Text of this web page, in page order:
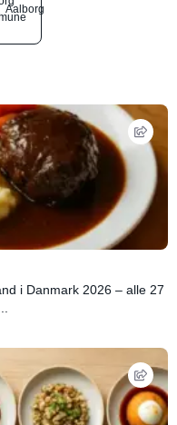
Aalborg
i Danmark 2026 – alle 27